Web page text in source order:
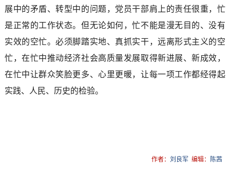
展中的矛盾、转型中的问题，党员干部肩上的责任很重，忙
是正常的工作状态。但无论如何，忙不能是漫无目的、没有
实效的空忙。必须脚踏实地、真抓实干，远离形式主义的空
忙，在忙中推动经济社会高质量发展取得新进展、新成效，
在忙中让群众笑脸更多、心里更暖，让每一项工作都经得起
实践、人民、历史的检验。
作者：刘良军编辑： 陈茜